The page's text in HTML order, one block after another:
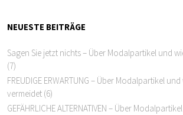
NEUESTE BEITRÄGE
Sagen Sie jetzt nichts – Über Modalpartikel und
(7)
FREUDIGE ERWARTUNG – Über Modalpartikel
vermeidet (6)
GEFÄHRLICHE ALTERNATIVEN – Über